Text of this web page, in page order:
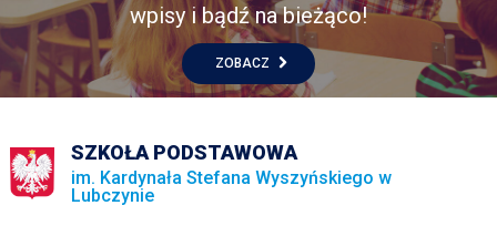
wpisy i bądź na bieżąco!
ZOBACZ
SZKOŁA PODSTAWOWA
im. Kardynała Stefana Wyszyńskiego w
Lubczynie